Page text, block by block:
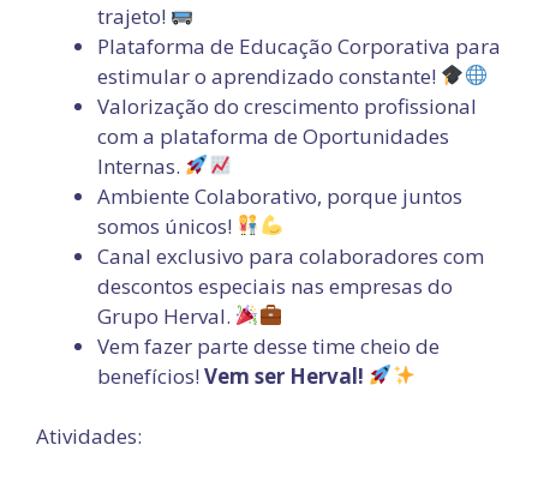
trajeto!
Plataforma de Educação Corporativa para
estimular o aprendizado constante!
Valorização do crescimento profissional
com a plataforma de Oportunidades
Internas.
Ambiente Colaborativo, porque juntos
somos únicos!
Canal exclusivo para colaboradores com
descontos especiais nas empresas do
Grupo Herval.
Vem fazer parte desse time cheio de
benefícios! Vem ser Herval!
Atividades: